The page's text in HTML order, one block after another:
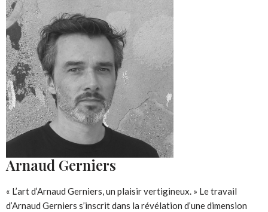
Arnaud Gerniers
« L’art d’Arnaud Gerniers, un plaisir vertigineux. » Le travail
d’Arnaud Gerniers s’inscrit dans la révélation d’une dimension